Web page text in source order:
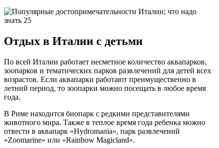
Отдых в Италии с детьми
По всей Италии работает несметное количество аквапарков,
зоопарков и тематических парков развлечений для детей всех
возрастов. Если аквапарки работают преимущественно в
летний период, то зоопарки можно посещать в любое время
года.
В Риме находится биопарк с редкими представителями
животного мира. Также в теплое время года ребенка можно
отвести в аквапарк «Hydromania», парк развлечений
«Zoomarine» или «Rainbow Magicland».